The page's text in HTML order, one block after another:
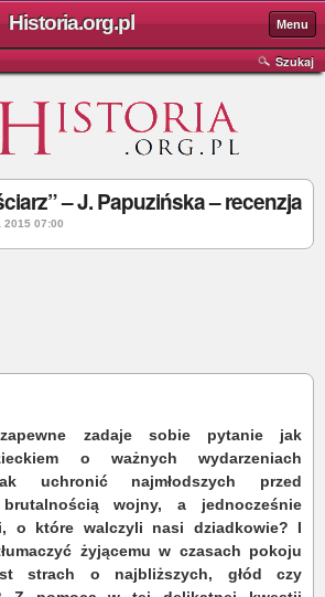
Historia.org.pl Menu
Szukaj
– J. Papuzińska – recenzja
2015 07:00
zadaje sobie pytanie jak
o ważnych wydarzeniach
uchronić najmłodszych przed
wojny, a jednocześnie
o które walczyli nasi dziadkowie? I
żyjącemu w czasach pokoju
strach o najbliższych, głód czy